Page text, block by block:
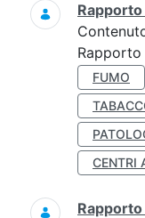
FUMO
CENTRI
Rapporto